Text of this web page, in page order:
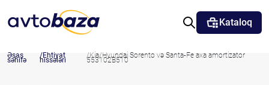
Kataloq
Əsas
səhifə
Ehtiyat
hissələri
Kia/Hyundai Sorento və Santa-Fe axa amortizator
553102B510